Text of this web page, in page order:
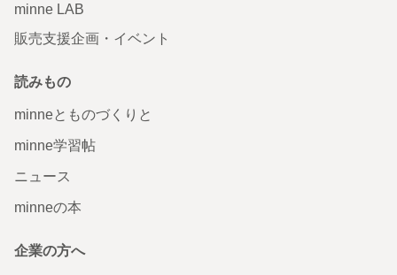
minne LAB
販売支援企画・イベント
読みもの
minneとものづくりと
minne学習帖
ニュース
minneの本
企業の方へ